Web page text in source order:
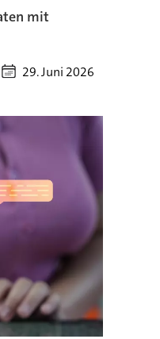
mit
29. Juni 2026